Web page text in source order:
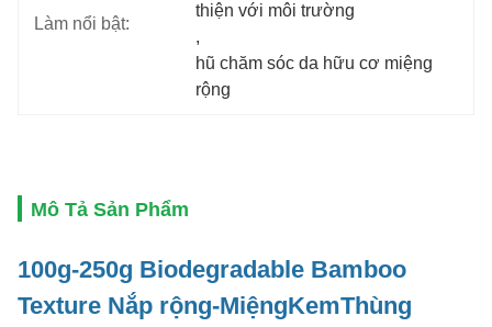
Làm nổi bật:
thiện với môi trường
,
hũ chăm sóc da hữu cơ miệng
rộng
Mô Tả Sản Phẩm
100g-250g Biodegradable Bamboo
Texture Nắp rộng-MiệngKemThùng